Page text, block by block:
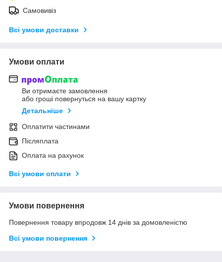
Самовивіз
Всі умови доставки
Умови оплати
Ви отримаєте замовлення
або гроші повернуться на вашу картку
Детальніше
Оплатити частинами
Післяплата
Оплата на рахунок
Всі умови оплати
Умови повернення
Повернення товару впродовж 14 днів за домовленістю
Всі умови повернення